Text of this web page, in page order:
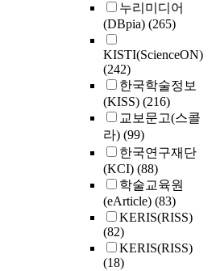
누리미디어
(DBpia) (265)
KISTI(ScienceON)
(242)
한국학술정보
(KISS) (216)
교보문고(스콜
라) (99)
한국연구재단
(KCI) (88)
학술교육원
(eArticle) (83)
KERIS(RISS)
(82)
KERIS(RISS)
(18)